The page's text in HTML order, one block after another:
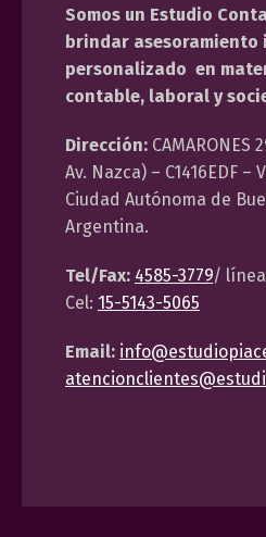
Somos un Estudio
brindar asesoramiento
personalizado en
contable, laboral y
Dirección: CAMARONES
Av. Nazca) – C1416EDF –
Ciudad Autónoma de
Argentina.
Tel/Fax: 4585-3779/
Cel: 15-5143-5065
Email: